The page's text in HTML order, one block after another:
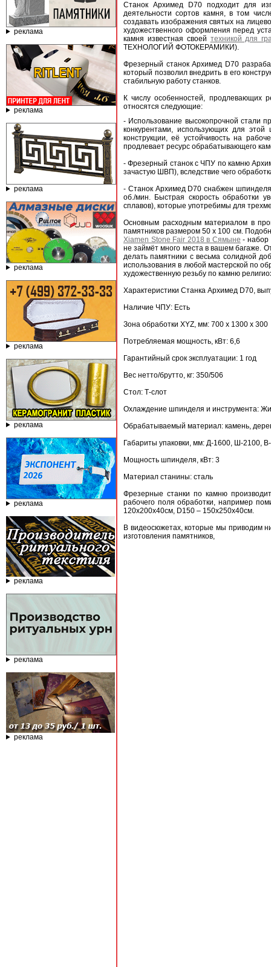
реклама
реклама
реклама
реклама
реклама
реклама
реклама
реклама
реклама
реклама
Станок Архимед D70 подходит для
деятельности сортов камня, в том
создавать изображения святых на
художественного оформления перед
камня известная своей техникой для
ТЕХНОЛОГИЙ ФОТОКЕРАМИКИ).
Фрезерный станок Архимед D70
который позволил внедрить в его
стабильную работу станков.
К числу особенностей, продлевающих
относятся следующие:
- Использование высокопрочной стали
конкурентами, использующих для
конструкции, её устойчивость на
продлевает ресурс обрабатывающего
- Фрезерный станок с ЧПУ по камню
зачастую ШВП), вследствие чего
- Станок Архимед D70 снабжен
об./мин. Быстрая скорость обработки
сплавов), которые употребимы для
Основным расходным материалом в
памятников размером 50 х 100 см.
Xiamen Stone Fair 2018 в Сямыне - набор
не займёт много места в вашем багаже.
делать памятники с весьма солидной
использования в любой мастерской по
художественную резьбу по камню
Характеристики Станка Архимед D70,
Наличие ЧПУ: Есть
Зона обработки XYZ, мм: 700 x 1300 x 300
Потребляемая мощность, кВт: 6,6
Гарантийный срок эксплуатации: 1 год
Вес нетто/брутто, кг: 350/506
Стол: Т-слот
Охлаждение шпинделя и инструмента:
Обрабатываемый материал: камень,
Габариты упаковки, мм: Д-1600, Ш-2100,
Мощность шпинделя, кВт: 3
Материал станины: сталь
Фрезерные станки по камню
рабочего поля обработки, например
120x200x40см, D150 – 150x250x40см.
В видеосюжетах, которые мы приводим
изготовления памятников,